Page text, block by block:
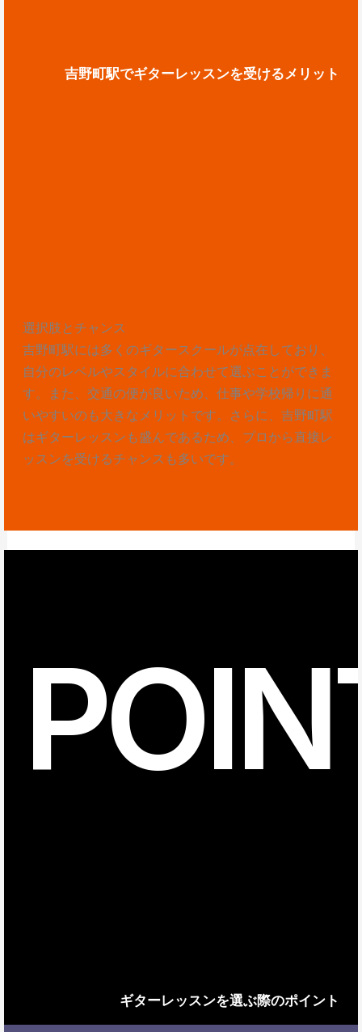
吉野町駅でギターレッスンを受けるメリット
選択肢とチャンス
吉野町駅には多くのギタースクールが点在しており、
自分のレベルやスタイルに合わせて選ぶことができま
す。また、交通の便が良いため、仕事や学校帰りに通
いやすいのも大きなメリットです。さらに、吉野町駅
はギターレッスンも盛んであるため、プロから直接レ
ッスンを受けるチャンスも多いです。
ギターレッスンを選ぶ際のポイント